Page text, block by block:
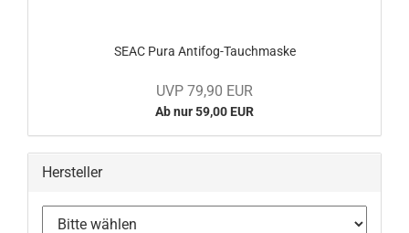
SEAC Pura Antifog-Tauchmaske
UVP 79,90 EUR
Ab nur 59,00 EUR
Hersteller